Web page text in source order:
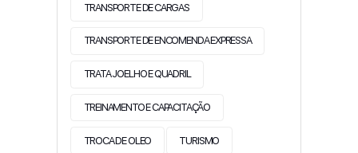
TRANSPORTE DE CARGAS
TRANSPORTE DE ENCOMENDA EXPRESSA
TRATA JOELHO E QUADRIL
TREINAMENTO E CAPACITAÇÃO
TROCA DE OLEO TURISMO